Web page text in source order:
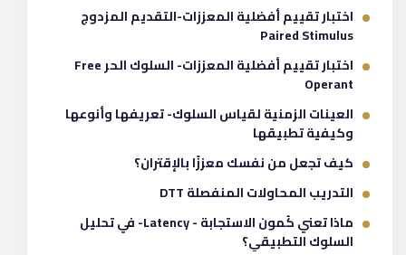
اختبار تقييم أفضلية المعززات-التقديم المزدوج
Paired Stimulus
اختبار تقييم أفضلية المعززات- السلوك الحر Free
Operant
العينات الزمنية لقياس السلوك- تعريفها وأنوعها
وكيفية تطبيقها
كيف تجعل من نفسك معززًا بالإقتران؟
التدريب المحاولات المنفصلة DTT
ماذا تعني كُمون الاستجابة - Latency- في تحليل
السلوك التطبيقي؟